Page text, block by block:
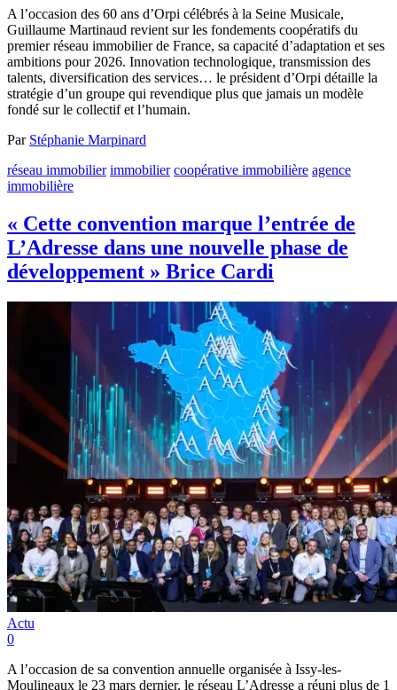
A l’occasion des 60 ans d’Orpi célébrés à la Seine Musicale,
Guillaume Martinaud revient sur les fondements coopératifs du
premier réseau immobilier de France, sa capacité d’adaptation et ses
ambitions pour 2026. Innovation technologique, transmission des
talents, diversification des services… le président d’Orpi détaille la
stratégie d’un groupe qui revendique plus que jamais un modèle
fondé sur le collectif et l’humain.
Par Stéphanie Marpinard
réseau immobilier immobilier coopérative immobilière agence
immobilière
« Cette convention marque l’entrée de
L’Adresse dans une nouvelle phase de
développement » Brice Cardi
Actu
0
A l’occasion de sa convention annuelle organisée à Issy-les-
Moulineaux le 23 mars dernier, le réseau L’Adresse a réuni plus de 1